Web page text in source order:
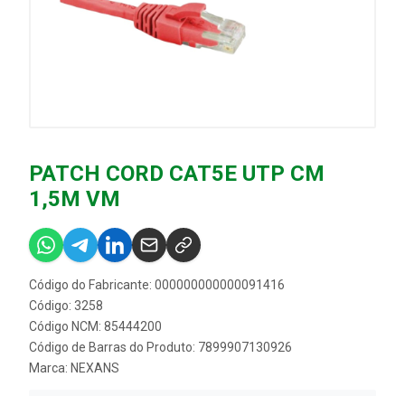
PATCH CORD CAT5E UTP CM
1,5M VM
Código do Fabricante: 000000000000091416
Código: 3258
Código NCM: 85444200
Código de Barras do Produto: 7899907130926
Marca: NEXANS